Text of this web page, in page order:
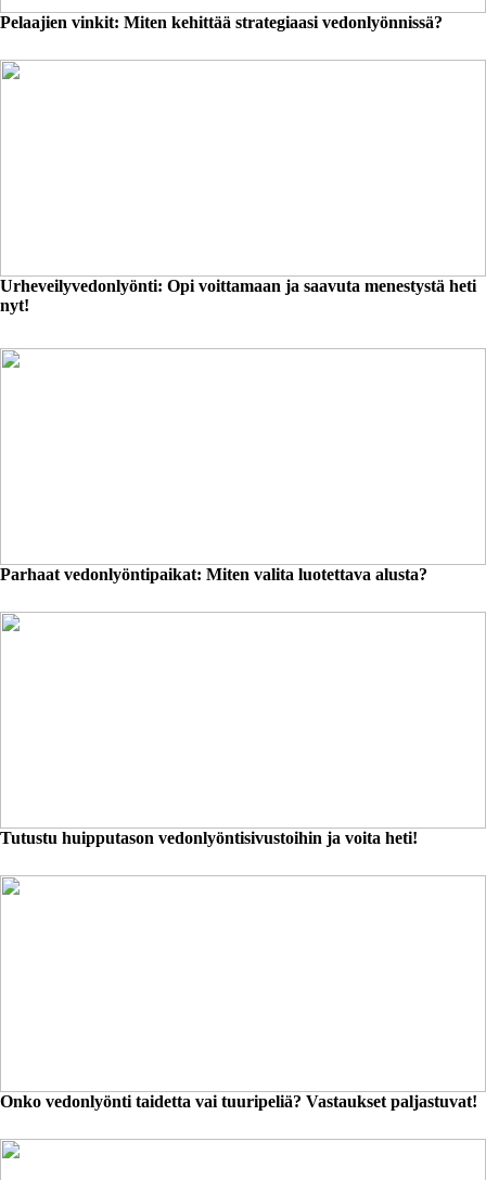
Pelaajien vinkit: Miten kehittää strategiaasi vedonlyönnissä?
Urheveilyvedonlyönti: Opi voittamaan ja saavuta menestystä heti
nyt!
Parhaat vedonlyöntipaikat: Miten valita luotettava alusta?
Tutustu huipputason vedonlyöntisivustoihin ja voita heti!
Onko vedonlyönti taidetta vai tuuripeliä? Vastaukset paljastuvat!